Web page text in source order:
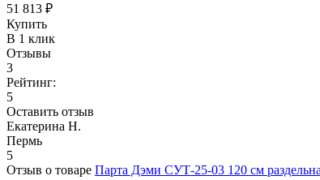
51 813 ₽
Купить
В 1 клик
Отзывы
3
Рейтинг:
5
Оставить отзыв
Екатерина Н.
Пермь
5
Отзыв о товаре Парта Дэми СУТ-25-03 120 см